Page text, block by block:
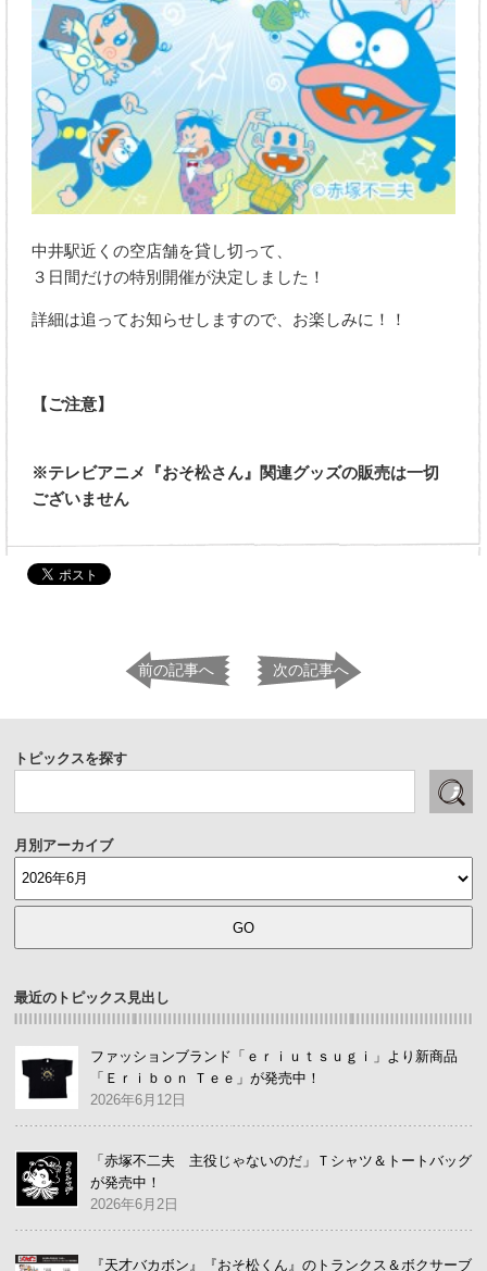
中井駅近くの空店舗を貸し切って、
３日間だけの特別開催が決定しました！
詳細は追ってお知らせしますので、お楽しみに！！
【ご注意】
※テレビアニメ『おそ松さん』関連グッズの販売は一切
ございません
前の記事へ 次の記事へ
トピックスを探す
月別アーカイブ
最近のトピックス見出し
ファッションブランド「ｅｒｉｕｔｓｕｇｉ」より新商品
「Ｅｒｉｂｏｎ Ｔｅｅ」が発売中！
2026年6月12日
「赤塚不二夫 主役じゃないのだ」Ｔシャツ＆トートバッグ
が発売中！
2026年6月2日
『天才バカボン』『おそ松くん』のトランクス＆ボクサーブ